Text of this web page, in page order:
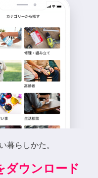
暮らしかた。
ダウンロード